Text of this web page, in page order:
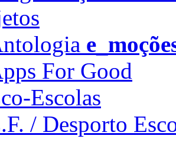
For Good
Escolas
/ Desporto